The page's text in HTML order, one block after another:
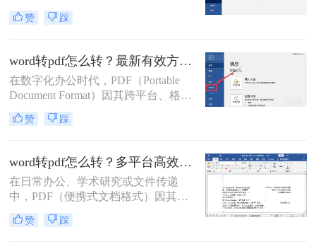
其格式固定、兼容性强、易于打印和
加密等优点，成为文件传输和存档的
或 .doc） 则是我们编辑文档的主要工
具。将 Word 转换成 PDF 是一项非常
高频且实用的操作。那么如何将word
转换成pdf呢？本文将详细介绍几种主
流、安全且高效的转换方法。
赞 踩
word转pdf怎么转？最新有效方法全解析！
在数字化办公时代，PDF（Portable
Document Format）因其跨平台、格式
固定、不易被编辑的特性，已成为文
档分发、归档和打印的首选格式。而
容的主要工具。因此，将Word文档完
美地转换为PDF，是一项几乎每个人
都会遇到的核心需求。
赞 踩
word转pdf怎么转？多平台高效转换方法详解！
在日常办公、学术研究或文件传递
中，PDF（便携式文档格式）因其跨
平台、格式固定、不易被篡改的特
性，已成为文件分发和归档的首选格
赞 踩